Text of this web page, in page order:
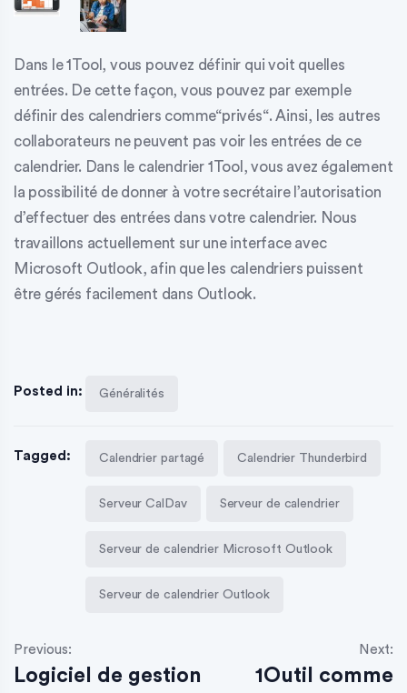
Dans le 1Tool, vous pouvez définir qui voit quelles
entrées. De cette façon, vous pouvez par exemple
définir des calendriers comme“privés“. Ainsi, les autres
collaborateurs ne peuvent pas voir les entrées de ce
calendrier. Dans le calendrier 1Tool, vous avez également
la possibilité de donner à votre secrétaire l’autorisation
d’effectuer des entrées dans votre calendrier. Nous
travaillons actuellement sur une interface avec
Microsoft Outlook, afin que les calendriers puissent
être gérés facilement dans Outlook.
Posted in: Généralités
Tagged: Calendrier partagé Calendrier Thunderbird
Serveur CalDav Serveur de calendrier
Serveur de calendrier Microsoft Outlook
Serveur de calendrier Outlook
Previous:
Logiciel de gestion
Next:
1Outil comme